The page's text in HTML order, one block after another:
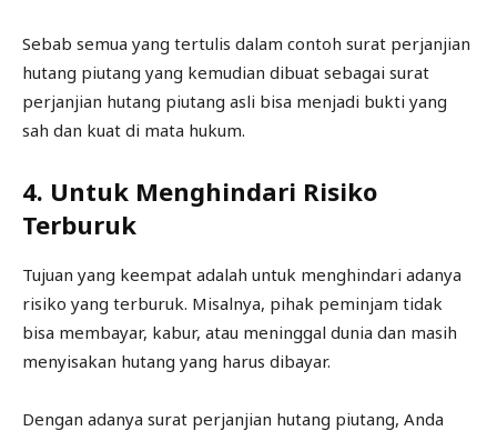
Sebab semua yang tertulis dalam contoh surat perjanjian
hutang piutang yang kemudian dibuat sebagai surat
perjanjian hutang piutang asli bisa menjadi bukti yang
sah dan kuat di mata hukum.
4. Untuk Menghindari Risiko
Terburuk
Tujuan yang keempat adalah untuk menghindari adanya
risiko yang terburuk. Misalnya, pihak peminjam tidak
bisa membayar, kabur, atau meninggal dunia dan masih
menyisakan hutang yang harus dibayar.
Dengan adanya surat perjanjian hutang piutang, Anda